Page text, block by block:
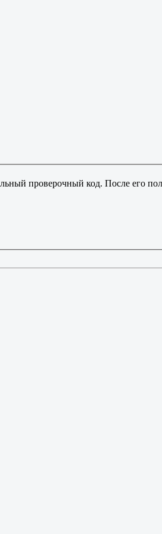
проверочный код. После его